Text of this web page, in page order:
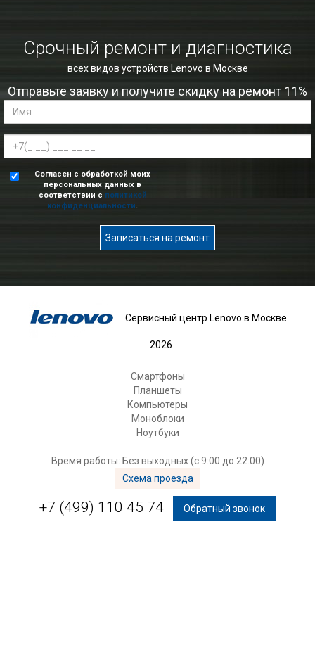
Срочный ремонт и диагностика
всех видов устройств Lenovo в Москве
Отправьте заявку и получите скидку на ремонт 11%
Согласен с обработкой моих
персональных данных в
соответствии с политикой
конфиденциальности.
Записаться на ремонт
Сервисный центр Lenovo в Москве
2026
Смартфоны
Планшеты
Компьютеры
Моноблоки
Ноутбуки
Время работы: Без выходных (с 9:00 до 22:00)
Схема проезда
+7 (499) 110 45 74 Обратный звонок